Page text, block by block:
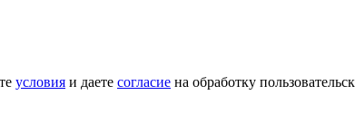
условия и даете согласие на обработку